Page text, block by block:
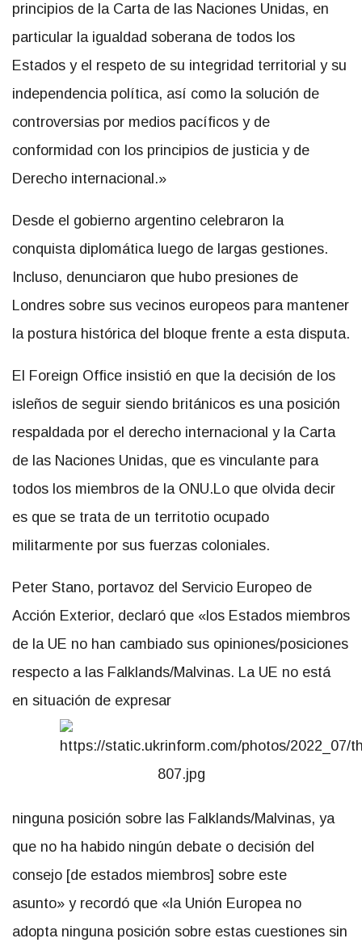
principios de la Carta de las Naciones Unidas, en
particular la igualdad soberana de todos los
Estados y el respeto de su integridad territorial y su
independencia política, así como la solución de
controversias por medios pacíficos y de
conformidad con los principios de justicia y de
Derecho internacional.»
Desde el gobierno argentino celebraron la
conquista diplomática luego de largas gestiones.
Incluso, denunciaron que hubo presiones de
Londres sobre sus vecinos europeos para mantener
la postura histórica del bloque frente a esta disputa.
El Foreign Office insistió en que la decisión de los
isleños de seguir siendo británicos es una posición
respaldada por el derecho internacional y la Carta
de las Naciones Unidas, que es vinculante para
todos los miembros de la ONU.Lo que olvida decir
es que se trata de un territotio ocupado
militarmente por sus fuerzas coloniales.
Peter Stano, portavoz del Servicio Europeo de
Acción Exterior, declaró que «los Estados miembros
de la UE no han cambiado sus opiniones/posiciones
respecto a las Falklands/Malvinas. La UE no está
en situación de expresar
ninguna posición sobre las Falklands/Malvinas, ya
que no ha habido ningún debate o decisión del
consejo [de estados miembros] sobre este
asunto» y recordó que «la Unión Europea no
adopta ninguna posición sobre estas cuestiones sin